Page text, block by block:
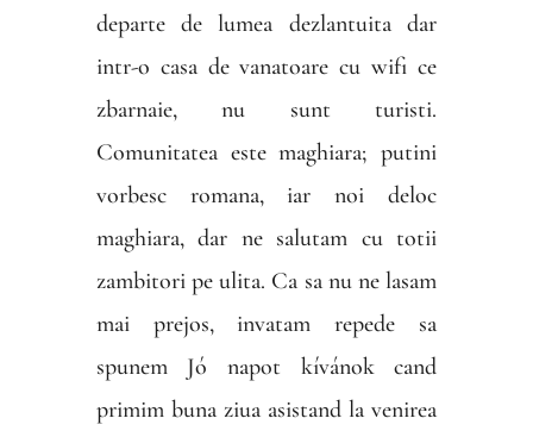
departe de lumea dezlantuita dar
intr-o casa de vanatoare cu wifi ce
zbarnaie, nu sunt turisti.
Comunitatea este maghiara; putini
vorbesc romana, iar noi deloc
maghiara, dar ne salutam cu totii
zambitori pe ulita. Ca sa nu ne lasam
mai prejos, invatam repede sa
spunem Jó napot kívánok cand
primim buna ziua asistand la venirea